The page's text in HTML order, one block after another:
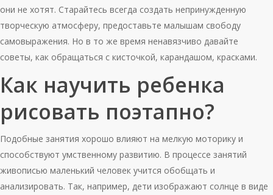
они не хотят. Старайтесь всегда создать непринужденную
творческую атмосферу, предоставьте малышам свободу
самовыражения. Но в то же время ненавязчиво давайте
советы, как обращаться с кисточкой, карандашом, красками.
Как научить ребенка
рисовать поэтапно?
Подобные занятия хорошо влияют на мелкую моторику и
способствуют умственному развитию. В процессе занятий
живописью маленький человек учится обобщать и
анализировать. Так, например, дети изображают солнце в виде